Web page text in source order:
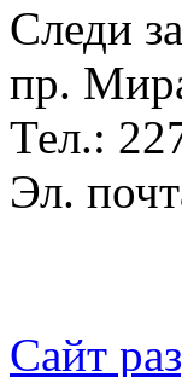
Следи
пр.
Тел.:
Эл.
Сайт